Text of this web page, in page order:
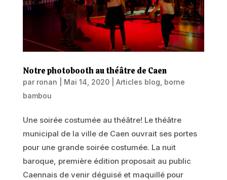
Notre photobooth au théâtre de Caen
par ronan Mai 14, 2020| Articles blog borne
bambou
Une soirée costumée au théâtre! Le théâtre
municipal de la ville de Caen ouvrait ses portes
pour une grande soirée costumée. La nuit
baroque, première édition proposait au public
Caennais de venir déguisé et maquillé pour